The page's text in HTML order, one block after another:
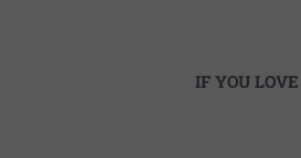
IF YOU LOVE